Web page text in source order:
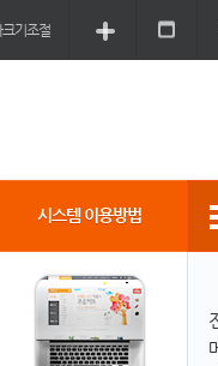
기조절
시스템 이용방법